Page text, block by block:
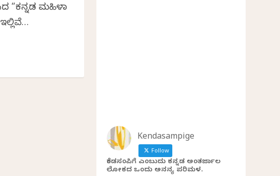
“ಕನ್ನಡ ಮಹಿಳಾ
Kendasampige
Follow
ಕೆಂಡಸಂಪಿಗೆ ಎಂಬುದು ಕನ್ನಡ ಅಂತರ್ಜಾಲ
ಲೋಕದ ಒಂದು ಅನನ್ಯ ಪರಿಮಳ.